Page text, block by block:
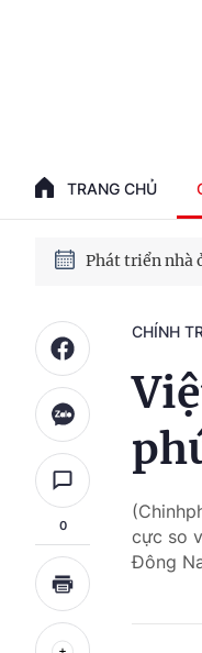
TRANG CHỦ
Phát triển
Phát triển nhà
0
CHÍNH
cực so
Đông